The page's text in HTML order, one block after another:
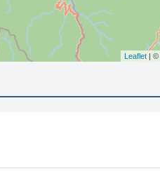
Leaflet| ©